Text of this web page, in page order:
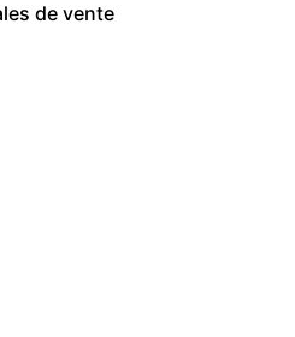
de vente